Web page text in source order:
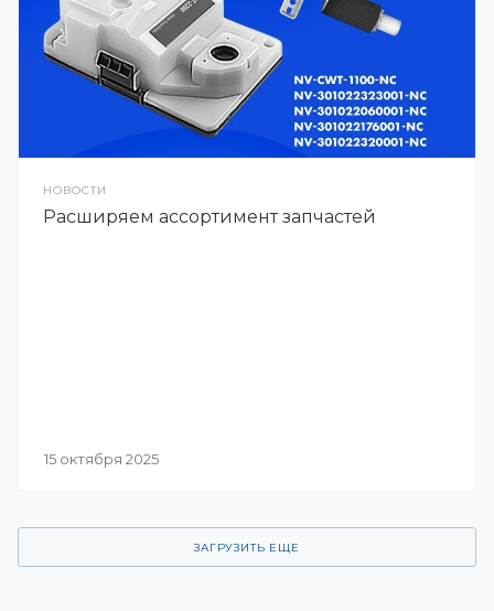
НОВОСТИ
Расширяем ассортимент запчастей
15 октября 2025
ЗАГРУЗИТЬ ЕЩЕ